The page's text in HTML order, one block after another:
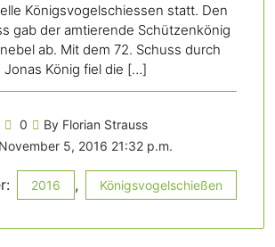
Königsvogelschiessen statt. Den
gab der amtierende Schützenkönig
ab. Mit dem 72. Schuss durch
Jonas König fiel die […]
0
By Florian Strauss
November 5, 2016 21:32 p.m.
2016 , Königsvogelschießen